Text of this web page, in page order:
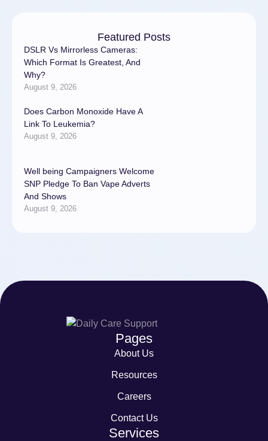
Featured Posts
DSLR Vs Mirrorless Cameras:
Which Format Is Greatest, And
Why?
August 9, 2026
Does Carbon Monoxide Have A
Link To Leukemia?
August 9, 2026
Well being Campaigners Welcome
SNP Pledge To Ban Vape Adverts
And Shows
August 9, 2026
Pages
About Us
Resources
Careers
Contact Us
Services